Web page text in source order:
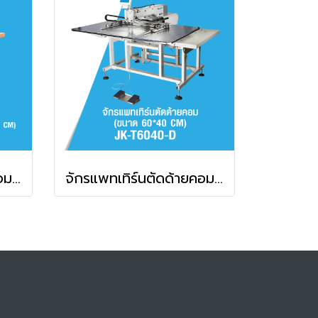
จักรแพทเทิร์นตัดด้ายคอม (ขนาด 35*20 CM) JACK รุ่น JK-T3520MA-D จักรแพทเทิร์นตัดด้ายคอม (ขนาด 60*40 CM) JACK รุ่น JK-T6040-D